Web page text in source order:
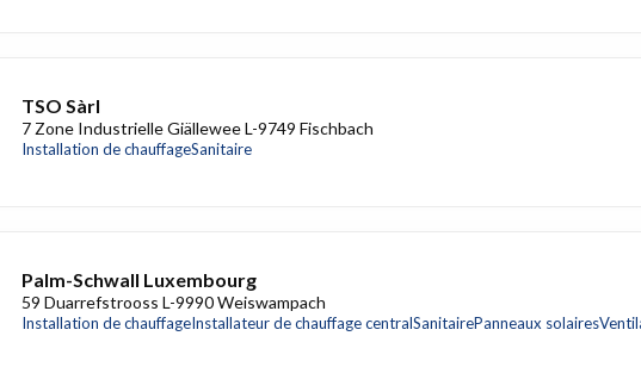
TSO Sàrl
7 Zone Industrielle Giällewee L-9749 Fischbach
Installation de chauffageSanitaire
Palm-Schwall Luxembourg
59 Duarrefstrooss L-9990 Weiswampach
Installation de chauffageInstallateur de chauffage centralSanitairePanneaux solaires